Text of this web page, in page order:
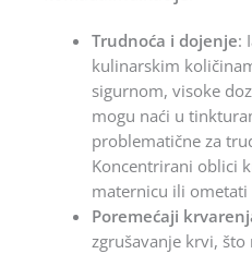
Trudnoća i dojenje:
kulinarskim
sigurnom, visoke
mogu naći u
problematične za
Koncentrirani oblici
maternicu ili
Poremećaji
zgrušavanje krvi,